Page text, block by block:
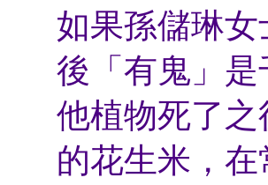
如果孫儲琳
後「有鬼」
他植物死了
的花生米，